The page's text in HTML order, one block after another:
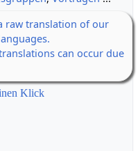
raw translation of our
can occur due
Klick